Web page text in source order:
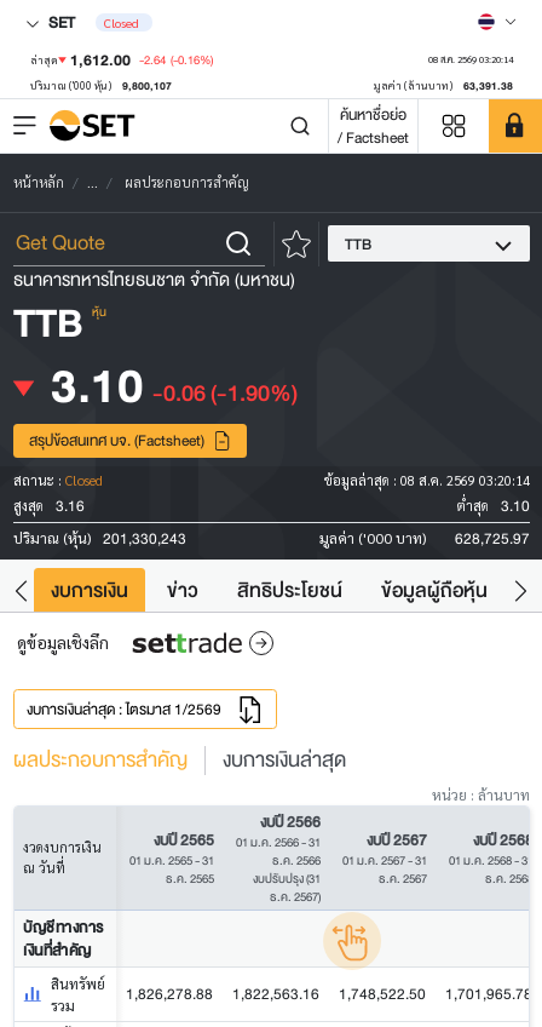
SET Closed
ล่าสุด 1,612.00 -2.64 (-0.16%) 08 ส.ค. 2569 03:20:14
ปริมาณ ('000 หุ้น) 9,800,107 มูลค่า (ล้านบาท) 63,391.38
ค้นหาชื่อย่อ
/ Factsheet
หน้าหลัก ... ผลประกอบการสำคัญ
TTB
ธนาคารทหารไทยธนชาต จำกัด (มหาชน)
TTB หุ้น
3.10 -0.06(-1.90%)
สรุปข้อสนเทศ บจ. (Factsheet)
สถานะ : Closed ข้อมูลล่าสุด : 08 ส.ค. 2569 03:20:14
สูงสุด
3.16 ต่ำสุด 3.10
ปริมาณ (หุ้น) 201,330,243 มูลค่า ('000 บาท) 628,725.97
งบการเงิน ข่าว สิทธิประโยชน์ ข้อมูลผู้ถือหุ้น
ดูข้อมูลเชิงลึก
งบการเงินล่าสุด : ไตรมาส 1/2569
ผลประกอบการสำคัญ งบการเงินล่าสุด
หน่วย : ล้านบาท
งวดงบการเงิน
ณ วันที่
งบปี 2565
01 ม.ค. 2565 - 31
ธ.ค. 2565
งบปี 2566
01 ม.ค. 2566 - 31
ธ.ค. 2566
งบปรับปรุง (31
ธ.ค. 2567)
งบปี 2567
01 ม.ค. 2567 - 31
ธ.ค. 2567
งบปี 2568
01 ม.ค. 2568 - 31
ธ.ค. 2568
บัญชีทางการ
เงินที่สำคัญ
สินทรัพย์
รวม
1,826,278.88 1,822,563.16 1,748,522.50 1,701,965.78